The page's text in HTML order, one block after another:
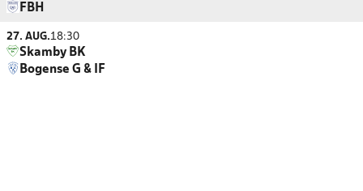
FBH
27. AUG.18:30
Skamby BK
Bogense G & IF